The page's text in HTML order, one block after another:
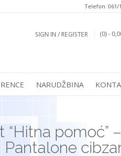
Тelefon: 061/
SIGN IN / REGISTER (0) -
NARUDŽBINA
pomoć” –
Pantalone